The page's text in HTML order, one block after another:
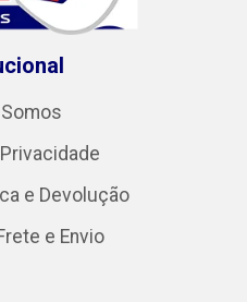
e Devolução
e Envio